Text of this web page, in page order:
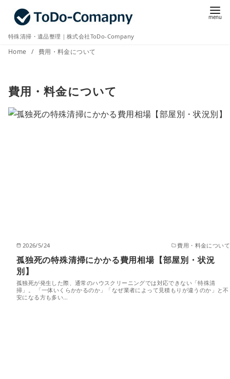
特殊清掃・遺品整理｜株式会社ToDo-Company
Home 費用・料金について
費用・料金について
2026/5/24 費用・料金について
孤独死の特殊清掃にかかる費用相場【部屋別・状況
別】
孤独死が発生した際、通常のハウスクリーニングでは対応できない「特殊清
掃」。 「一体いくらかかるのか」「なぜ業者によって見積もりが違うのか」と不
安になる方も多い…